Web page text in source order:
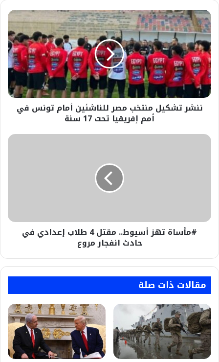
ننشر
تشكيل
منتخب
مصر
للناشئين
أمام
تونس
في
أمم
إفريقيا
سنة
ننشر تشكيل منتخب مصر للناشئين أمام تونس في
أمم إفريقيا تحت 17 سنة
#مأساة
حادث
#مأساة تهز أسيوط.. مقتل 4 طلاب إعدادي في
حادث انفجار مروع
مقالات ذات صلة